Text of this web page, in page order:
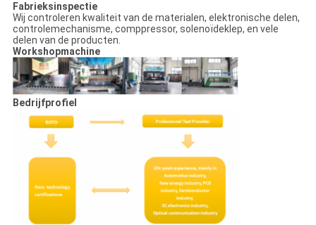
Fabrieksinspectie
Wij controleren kwaliteit van de materialen, elektronische delen,
controlemechanisme, comppressor, solenoïdeklep, en vele
delen van de producten.
Workshopmachine
Bedrijfprofiel